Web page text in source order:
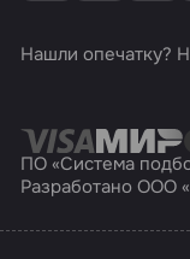
Нашли опечатку?
ПО «Система
Разработано ООО